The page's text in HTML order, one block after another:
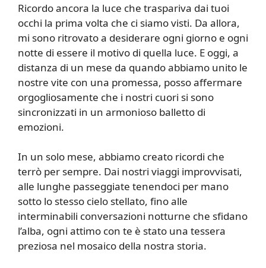
Ricordo ancora la luce che traspariva dai tuoi
occhi la prima volta che ci siamo visti. Da allora,
mi sono ritrovato a desiderare ogni giorno e ogni
notte di essere il motivo di quella luce. E oggi, a
distanza di un mese da quando abbiamo unito le
nostre vite con una promessa, posso affermare
orgogliosamente che i nostri cuori si sono
sincronizzati in un armonioso balletto di
emozioni.
In un solo mese, abbiamo creato ricordi che
terrò per sempre. Dai nostri viaggi improvvisati,
alle lunghe passeggiate tenendoci per mano
sotto lo stesso cielo stellato, fino alle
interminabili conversazioni notturne che sfidano
l’alba, ogni attimo con te è stato una tessera
preziosa nel mosaico della nostra storia.